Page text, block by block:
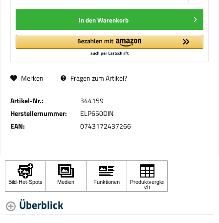
In denWarenkorb
Merken Fragen zum Artikel?
Artikel-Nr.:
344159
Herstellernummer:
ELP650DIN
EAN:
0743172437266
Überblick